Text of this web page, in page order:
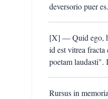
deversorio puer
[X] — Quid ego,
id est vitrea
poetam laudasti".
Rursus in